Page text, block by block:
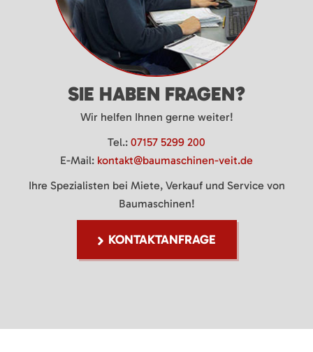
SIE HABEN FRAGEN?
Wir helfen Ihnen gerne weiter!
Tel.: 07157 5299 200
E-Mail: kontakt@baumaschinen-veit.de
Ihre Spezialisten bei Miete, Verkauf und Service von
Baumaschinen!
KONTAKTANFRAGE